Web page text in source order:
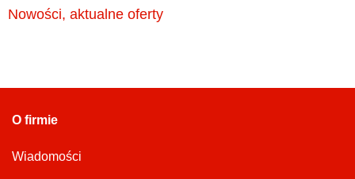
Nowości, aktualne oferty
O firmie
Wiadomości